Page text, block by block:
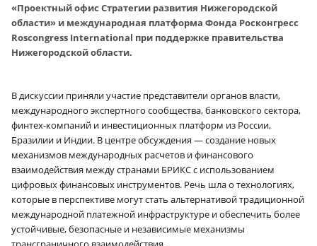
«Проектный офис Стратегии развития Нижегородской
области» и международная платформа Фонда Росконгресс
Roscongress International при поддержке правительства
Нижегородской области.
В дискуссии приняли участие представители органов власти,
международного экспертного сообщества, банковского сектора,
финтех-компаний и инвестиционных платформ из России,
Бразилии и Индии. В центре обсуждения — создание новых
механизмов международных расчетов и финансового
взаимодействия между странами БРИКС с использованием
цифровых финансовых инструментов. Речь шла о технологиях,
которые в перспективе могут стать альтернативой традиционной
международной платежной инфраструктуре и обеспечить более
устойчивые, безопасные и независимые механизмы